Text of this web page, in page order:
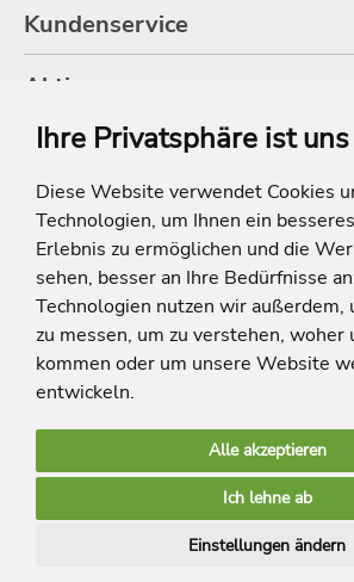
Ihre Privatsphäre ist
Diese Website verwendet Cookies
Technologien, um Ihnen ein
Erlebnis zu ermöglichen und die
sehen, besser an Ihre Bedürfnisse
Technologien nutzen wir außerdem,
zu messen, um zu verstehen, woher
kommen oder um unsere Website
entwickeln.
Alle akzeptieren
Ich lehne ab
Einstellungen ändern
Kundenservice
Aktionen
Shop
* Die Ersparnis bezieht sich auf die aktuellen Listenpreise
Paketangeboten auf die Summe der Preise der
**Streichpreise beziehen sich auf die ursprünglichen Preise
limango Apps